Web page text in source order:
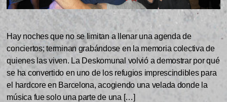
Hay noches que no se limitan a llenar una agenda de
conciertos; terminan grabándose en la memoria colectiva de
quienes las viven. La Deskomunal volvió a demostrar por qué
se ha convertido en uno de los refugios imprescindibles para
el hardcore en Barcelona, acogiendo una velada donde la
música fue solo una parte de una […]